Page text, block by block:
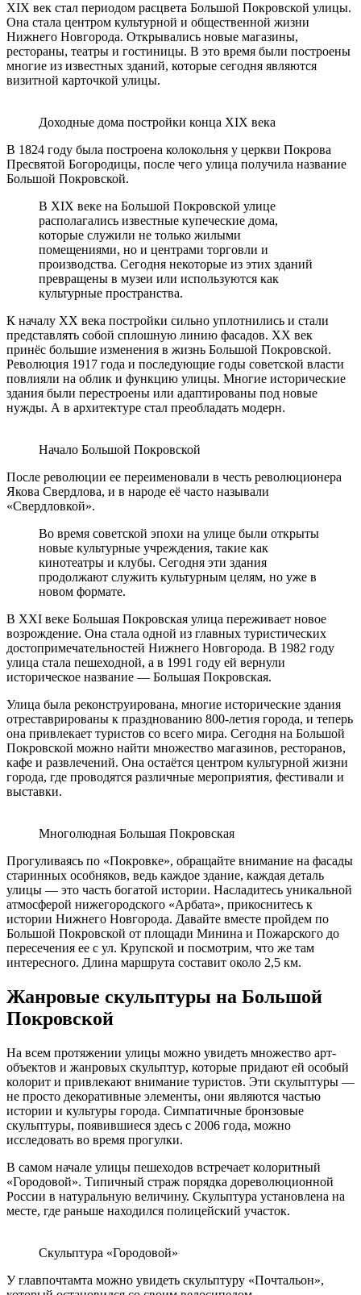
XIX век стал периодом расцвета Большой Покровской улицы.
Она стала центром культурной и общественной жизни
Нижнего Новгорода. Открывались новые магазины,
рестораны, театры и гостиницы. В это время были построены
многие из известных зданий, которые сегодня являются
визитной карточкой улицы.
Доходные дома постройки конца XIX века
В 1824 году была построена колокольня у церкви Покрова
Пресвятой Богородицы, после чего улица получила название
Большой Покровской.
В XIX веке на Большой Покровской улице
располагались известные купеческие дома,
которые служили не только жилыми
помещениями, но и центрами торговли и
производства. Сегодня некоторые из этих зданий
превращены в музеи или используются как
культурные пространства.
К началу XX века постройки сильно уплотнились и стали
представлять собой сплошную линию фасадов. XX век
принёс большие изменения в жизнь Большой Покровской.
Революция 1917 года и последующие годы советской власти
повлияли на облик и функцию улицы. Многие исторические
здания были перестроены или адаптированы под новые
нужды. А в архитектуре стал преобладать модерн.
Начало Большой Покровской
После революции ее переименовали в честь революционера
Якова Свердлова, и в народе её часто называли
«Свердловкой».
Во время советской эпохи на улице были открыты
новые культурные учреждения, такие как
кинотеатры и клубы. Сегодня эти здания
продолжают служить культурным целям, но уже в
новом формате.
В XXI веке Большая Покровская улица переживает новое
возрождение. Она стала одной из главных туристических
достопримечательностей Нижнего Новгорода. В 1982 году
улица стала пешеходной, а в 1991 году ей вернули
историческое название — Большая Покровская.
Улица была реконструирована, многие исторические здания
отреставрированы к празднованию 800-летия города, и теперь
она привлекает туристов со всего мира. Сегодня на Большой
Покровской можно найти множество магазинов, ресторанов,
кафе и развлечений. Она остаётся центром культурной жизни
города, где проводятся различные мероприятия, фестивали и
выставки.
Многолюдная Большая Покровская
Прогуливаясь по «Покровке», обращайте внимание на фасады
старинных особняков, ведь каждое здание, каждая деталь
улицы — это часть богатой истории. Насладитесь уникальной
атмосферой нижегородского «Арбата», прикоснитесь к
истории Нижнего Новгорода. Давайте вместе пройдем по
Большой Покровской от площади Минина и Пожарского до
пересечения ее с ул. Крупской и посмотрим, что же там
интересного. Длина маршрута составит около 2,5 км.
Жанровые скульптуры на Большой
Покровской
На всем протяжении улицы можно увидеть множество арт-
объектов и жанровых скульптур, которые придают ей особый
колорит и привлекают внимание туристов. Эти скульптуры —
не просто декоративные элементы, они являются частью
истории и культуры города. Симпатичные бронзовые
скульптуры, появившиеся здесь с 2006 года, можно
исследовать во время прогулки.
В самом начале улицы пешеходов встречает колоритный
«Городовой». Типичный страж порядка дореволюционной
России в натуральную величину. Скульптура установлена на
месте, где раньше находился полицейский участок.
Скульптура «Городовой»
У главпочтамта можно увидеть скульптуру «Почтальон»,